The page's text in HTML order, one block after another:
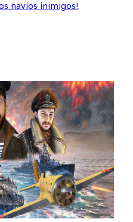
navios inimigos!